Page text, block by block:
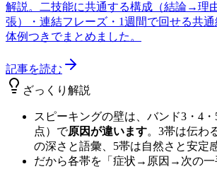
解説。二技能に共通する構成（結論→
張）・連結フレーズ・1週間で回せる共
体例つきでまとめました。
記事を読む
ざっくり解説
スピーキングの壁は、バンド3・4・
点）で原因が違います。3帯は伝わ
の深さと語彙、5帯は自然さと安定
だから各帯を「症状→原因→次の一